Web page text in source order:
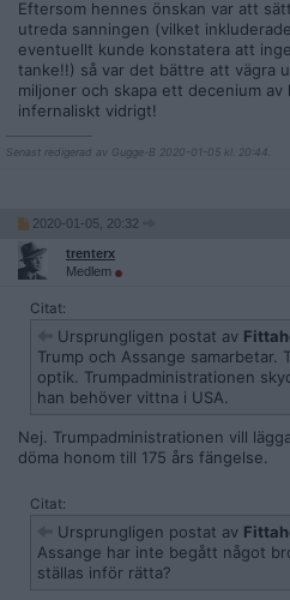
Eftersom hennes önskan var att
utreda sanningen (vilket
eventuellt kunde konstatera att
tanke!!) så var det bättre att vägra
miljoner och skapa ett decenium av
infernaliskt vidrigt!
Senast redigerad av Gugge-B 2020-01-05 kl. 20:44.
2020-01-05, 20:32
trenterx
Medlem
Citat:
Ursprungligen postat av
Trump och Assange samarbetar.
optik. Trumpadministrationen
han behöver vittna i USA.
Nej. Trumpadministrationen vill
döma honom till 175 års fängelse.
Citat:
Ursprungligen postat av
Assange har inte begått något
ställas inför rätta?